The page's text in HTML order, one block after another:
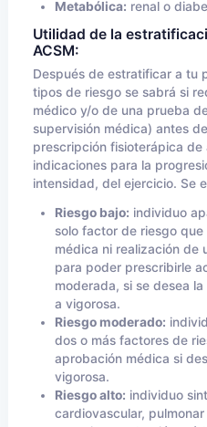
Metabólica: renal o
Utilidad de la
ACSM:
Después de estratificar a tu
tipos de riesgo se sabrá si
médico y/o de una prueba
supervisión médica) antes
prescripción fisioterápica
indicaciones para la
intensidad, del ejercicio. Se
Riesgo bajo: individuo
solo factor de riesgo
médica ni realización de
para poder prescribirle
moderada, si se desea
a vigorosa.
Riesgo moderado:
dos o más factores de
aprobación médica si
vigorosa.
Riesgo alto: individuo
cardiovascular,